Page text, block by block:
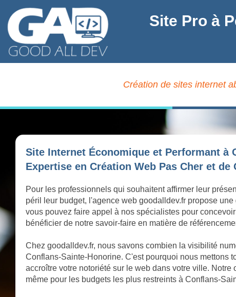
Site Pro à
Création de sites internet
Site Internet Économique et Performant à
Expertise en Création Web Pas Cher et de
Pour les professionnels qui souhaitent affirmer leur
péril leur budget, l'agence web goodalldev.fr propose
vous pouvez faire appel à nos spécialistes pour
bénéficier de notre savoir-faire en matière de
Chez goodalldev.fr, nous savons combien la visibilité
Conflans-Sainte-Honorine. C'est pourquoi nous mettons
accroître votre notoriété sur le web dans votre ville.
même pour les budgets les plus restreints à Conflans-